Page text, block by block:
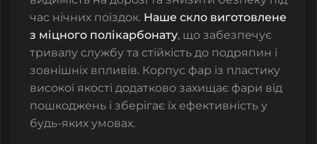
час нічних поїздок. Наше скло виготовлене
з міцного полікарбонату, що забезпечує
тривалу службу та стійкість до подряпин і
зовнішніх впливів. Корпус фар із пластику
високої якості додатково захищає фари від
пошкоджень і зберігає їх ефективність у
будь-яких умовах.